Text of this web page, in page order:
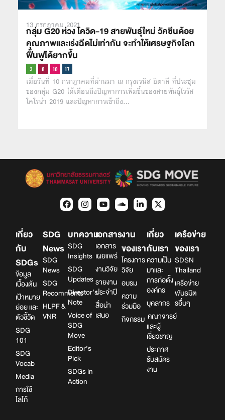
13 กรกฎาคม 2021
กลุ่ม G20 ห่วง โควิด-19 สายพันธุ์ใหม่ วัคซีนด้อย
คุณภาพและเร่งฉีดไม่เท่ากัน จะทำให้เศรษฐกิจโลก
ฟื้นฟูได้ยากขึ้น
เมื่อวันที่ 10 กรกฎาคมที่ผ่านมา ณ กรุงเวนิส อิตาลี ที่ประชุม
ของกลุ่ม G20 ได้เตือนถึงปัญหาการเพิ่มขึ้นของสายพันธุ์ไวรัส
โคโรน่า 2019 และปัญหาการเข้าถึง…
เกี่ยว
กับ
SDGs
ข้อมูล
เบื้องต้น
เป้าหมาย
ย่อย และ
ตัวชี้วัด
SDG
101
SDG
Vocab
Media
การใช้
โลโก้
SDG
News
SDG
News
SDG
Recomments
HLPF &
VNR
บทความ
SDG
Insights
SDG
Updates
Director’s
Note
Voice of
SDG
Move
Editor’s
Pick
SDGs in
Action
เอกสาร
เอกสาร
เผยแพร่
งานวิจัย
รายงาน
ประจำปี
สื่อนำ
เสนอ
งาน
ของเรา
โครงการ
วิจัย
อบรม
ความ
ร่วมมือ
กิจกรรม
เกี่ยว
กับเรา
ความเป็น
มาและ
การก่อตั้ง
องค์กร
บุคลากร
คณาจารย์
และผู้
เชี่ยวชาญ
ประกาศ
รับสมัคร
งาน
เครือข่าย
ของเรา
SDSN
Thailand
เครือข่าย
พันธมิต
รอื่นๆ